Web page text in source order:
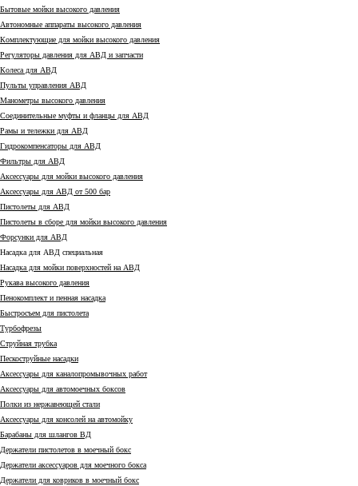
Бытовые мойки высокого давления
Автономные аппараты высокого давления
Комплектующие для мойки высокого давления
Регуляторы давления для АВД и запчасти
Колеса для АВД
Пульты управления АВД
Манометры высокого давления
Соединительные муфты и фланцы для АВД
Рамы и тележки для АВД
Гидрокомпенсаторы для АВД
Фильтры для АВД
Аксессуары для мойки высокого давления
Аксессуары для АВД от 500 бар
Пистолеты для АВД
Пистолеты в сборе для мойки высокого давления
Форсунки для АВД
Насадка для АВД специальная
Насадка для мойки поверхностей на АВД
Рукава высокого давления
Пенокомплект и пенная насадка
Быстросъем для пистолета
Турбофрезы
Струйная трубка
Пескоструйные насадки
Аксессуары для каналопромывочных работ
Аксессуары для автомоечных боксов
Полки из нержавеющей стали
Аксессуары для консолей на автомойку
Барабаны для шлангов ВД
Держатели пистолетов в моечный бокс
Держатели аксессуаров для моечного бокса
Держатели для ковриков в моечный бокс